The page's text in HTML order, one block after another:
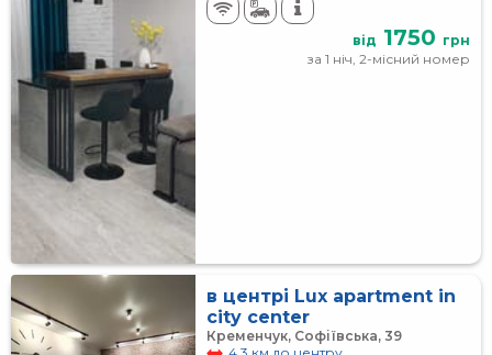
від 1750 грн
за 1 ніч, 2-місний номер
в центрі Lux apartment in
city center
Кременчук, Софіївська, 39